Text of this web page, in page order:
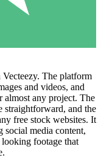
The platform
and videos, and
almost any project. The
straightforward, and the
free stock websites. It
social media content,
footage that